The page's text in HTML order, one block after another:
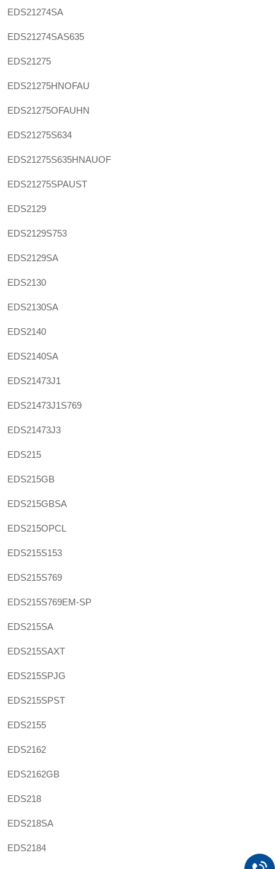
EDS21274SA
EDS21274SAS635
EDS21275
EDS21275HNOFAU
EDS21275OFAUHN
EDS21275S634
EDS21275S635HNAUOF
EDS21275SPAUST
EDS2129
EDS2129S753
EDS2129SA
EDS2130
EDS2130SA
EDS2140
EDS2140SA
EDS21473J1
EDS21473J1S769
EDS21473J3
EDS215
EDS215GB
EDS215GBSA
EDS215OPCL
EDS215S153
EDS215S769
EDS215S769EM-SP
EDS215SA
EDS215SAXT
EDS215SPJG
EDS215SPST
EDS2155
EDS2162
EDS2162GB
EDS218
EDS218SA
EDS2184